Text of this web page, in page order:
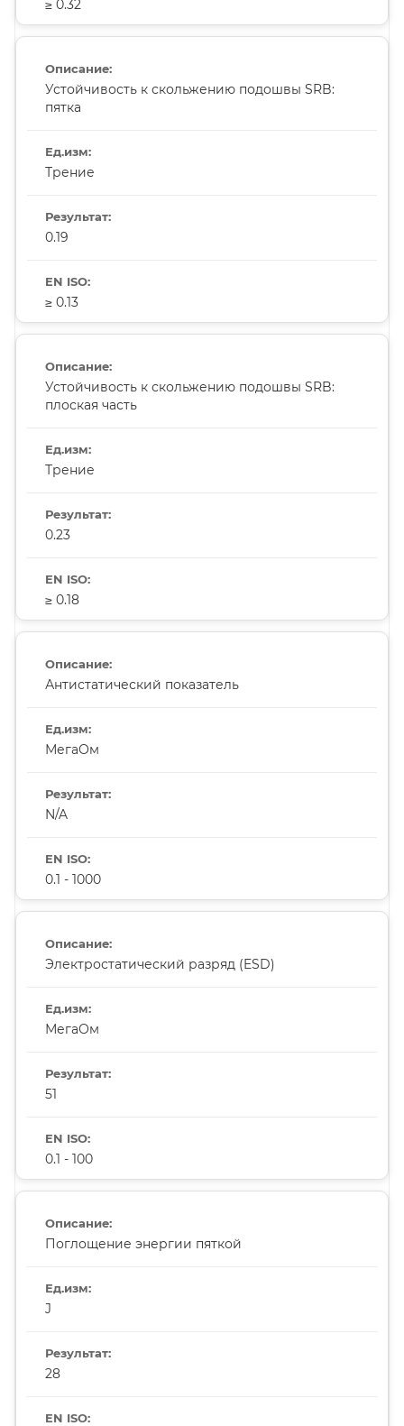
≥ 0.32
Устойчивость к скольжению подошвы SRB:
пятка
Трение
0.19
≥ 0.13
Устойчивость к скольжению подошвы SRB:
плоская часть
Трение
0.23
≥ 0.18
Антистатический показатель
МегаОм
N/A
0.1 - 1000
Электростатический разряд (ESD)
МегаОм
51
0.1 - 100
Поглощение энергии пяткой
J
28